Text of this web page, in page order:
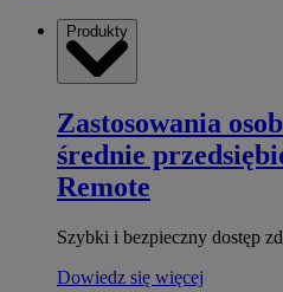
Produkty
Zastosowania
średnie
Remote
Szybki i bezpieczny dostęp
Dowiedz się więcej